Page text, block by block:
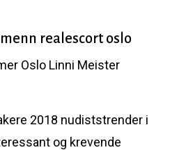
realescort oslo
2018 nudiststrender i
og krevende